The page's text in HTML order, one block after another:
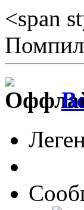
<span